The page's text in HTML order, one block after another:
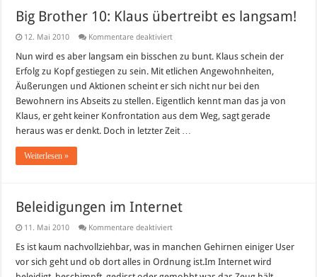
Big Brother 10: Klaus übertreibt es langsam!
12. Mai 2010 Kommentare deaktiviertfür
Brother
Klaus
übertreibt
es
langsam!
Nun wird es aber langsam ein bisschen zu bunt. Klaus schein der
Erfolg zu Kopf gestiegen zu sein. Mit etlichen Angewohnheiten,
Äußerungen und Aktionen scheint er sich nicht nur bei den
Bewohnern ins Abseits zu stellen. Eigentlich kennt man das ja von
Klaus, er geht keiner Konfrontation aus dem Weg, sagt gerade
heraus was er denkt. Doch in letzter Zeit …
Weiterlesen »
Beleidigungen im Internet
11. Mai 2010 Kommentare deaktiviertfür
im
Es ist kaum nachvollziehbar, was in manchen Gehirnen einiger User
vor sich geht und ob dort alles in Ordnung ist.Im Internet wird